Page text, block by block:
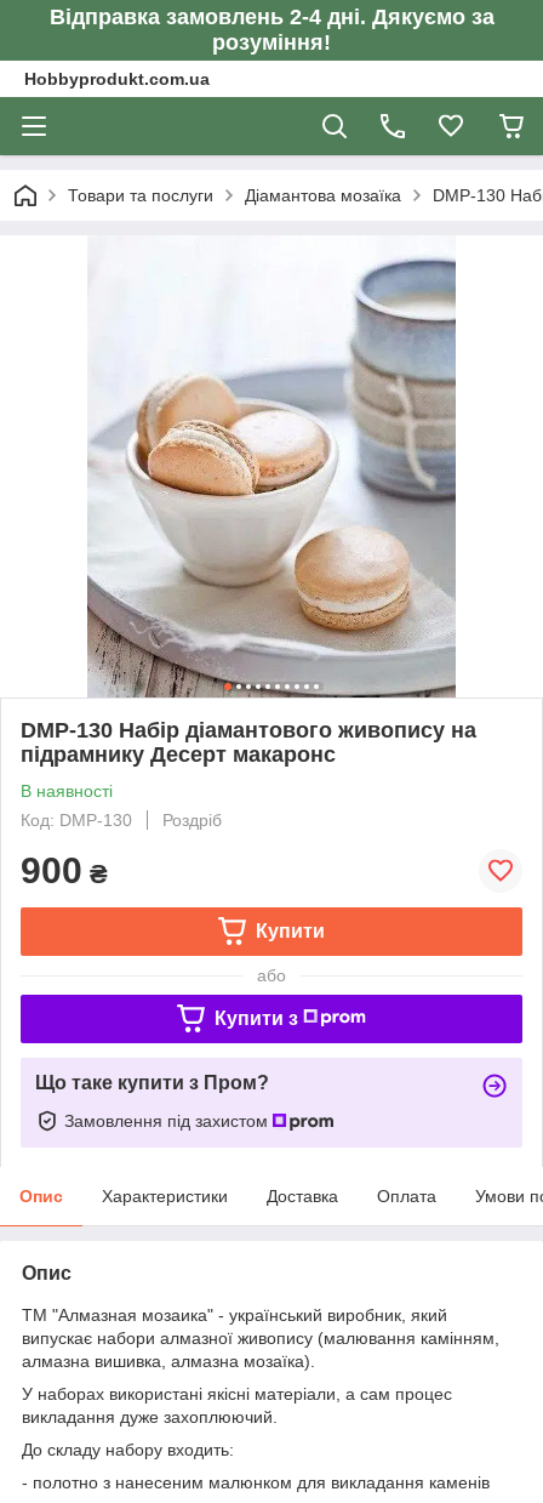
Відправка замовлень 2-4 дні. Дякуємо за
розуміння!
Hobbyprodukt.com.ua
Товари та послуги Діамантова мозаїка DMP-130
DMP-130 Набір діамантового живопису на
підрамнику Десерт макаронс
В наявності
Код: DMP-130
Роздріб
900 ₴
Купити
або
Купити з
Що таке купити з Пром?
Замовлення під захистом
Опис Характеристики Доставка Оплата Умови
Опис
ТМ "Алмазная мозаика" - український виробник, який
випускає набори алмазної живопису (малювання камінням,
алмазна вишивка, алмазна мозаїка).
У наборах використані якісні матеріали, а сам процес
викладання дуже захоплюючий.
До складу набору входить:
- полотно з нанесеним малюнком для викладання каменів